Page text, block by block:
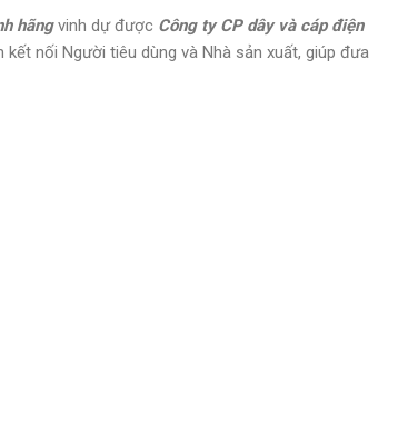
hãngvinh dự được Công ty CP dây và cáp điện
nối Người tiêu dùng và Nhà sản xuất, giúp đưa